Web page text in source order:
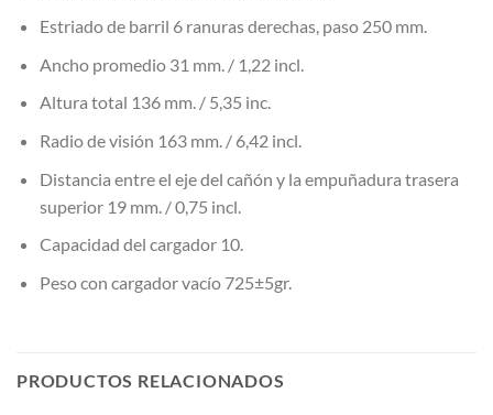
Estriado de barril 6 ranuras derechas, paso 250 mm.
Ancho promedio 31 mm. / 1,22 incl.
Altura total 136 mm. / 5,35 inc.
Radio de visión 163 mm. / 6,42 incl.
Distancia entre el eje del cañón y la empuñadura trasera
superior 19 mm. / 0,75 incl.
Capacidad del cargador 10.
Peso con cargador vacío 725±5gr.
PRODUCTOS RELACIONADOS